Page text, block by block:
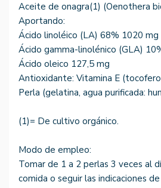
Aceite de onagra(1) (Oenothera
Aportando:
Ácido linoléico (LA) 68% 1020 mg
Ácido gamma-linolénico (GLA)
Ácido oleico 127,5 mg
Antioxidante: Vitamina E
Perla (gelatina, agua purificada:
(1)= De cultivo orgánico.
Modo de empleo:
Tomar de 1 a 2 perlas 3 veces al
comida o seguir las indicaciones